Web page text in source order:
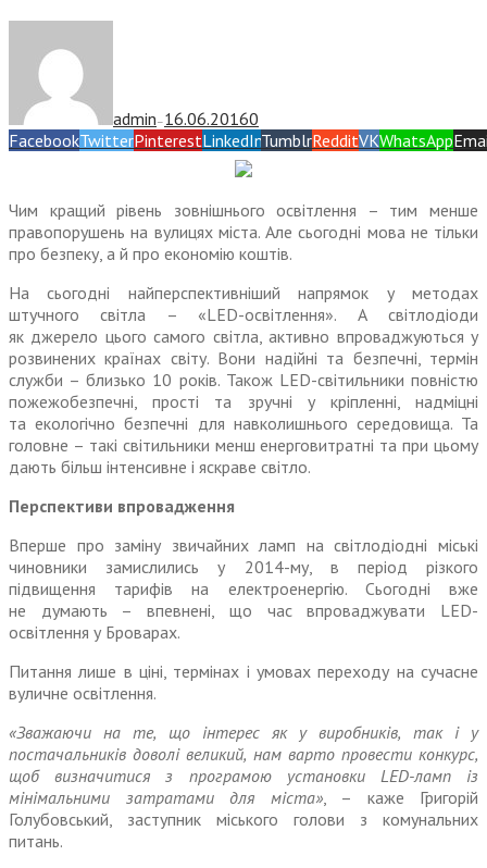
admin — 16.06.20160
FacebookTwitterPinterestLinkedInTumblrRedditVKWhatsApp
Чим кращий рівень зовнішнього освітлення – тим менше
право­порушень на вулицях міста. Але сьогодні мова не тільки
про безпеку, а й про економію коштів.
На сьогодні найперспективніший напрямок у методах
штучного світла – «LED-освітлення». А світлодіоди
як джерело цього самого світла, активно впроваджуються у
розвинених країнах світу. Вони надійні та безпечні, термін
служби – близько 10 років. Також LED-світильники повністю
пожежобезпечні, прості та зручні у кріпленні, надміцні
та екологічно безпечні для навколишнього середовища. Та
головне – такі світильники менш енерговитратні та при цьому
дають більш інтенсивне і яскраве світло.
Перспективи впровадження
Вперше про заміну звичайних ламп на світлодіодні міські
чиновники замислились у 2014-му, в період різкого
підвищення тарифів на електроенергію. Сьогодні вже
не думають – впевнені, що час впроваджувати LED-
освітлення у Броварах.
Питання лише в ціні, термінах і умовах переходу на сучасне
вуличне освітлення.
«Зважаючи на те, що інтерес як у виробників, так і у
постачальників доволі великий, нам варто провести конкурс,
щоб визначитися з програмою установки LED-ламп із
мінімальними затратами для міста», – каже Григорій
Голубовський, заступник міського голови з комунальних
питань.